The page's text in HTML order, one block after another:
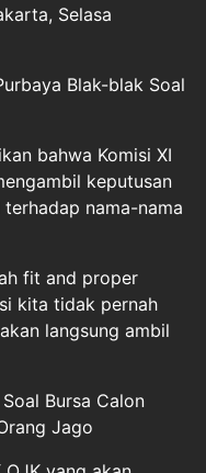
Selasa
Blak-blak Soal
bahwa Komisi XI
keputusan
nama-nama
fit and proper
kita tidak pernah
langsung ambil
Bursa Calon
Jago